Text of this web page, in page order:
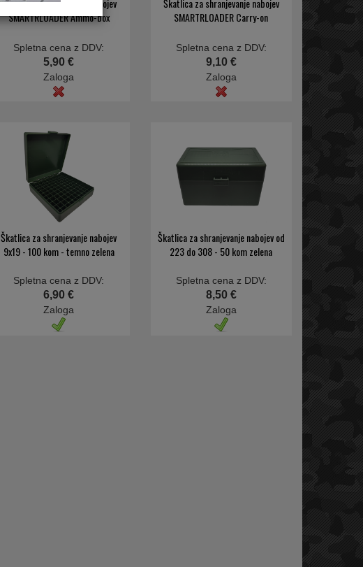
Škatlica za shranjevanje nabojev
SMARTRLOADER Ammo-box
Spletna cena z DDV:
5,90 €
Zaloga
Škatlica za shranjevanje nabojev
SMARTRLOADER Carry-on
Spletna cena z DDV:
9,10 €
Zaloga
Škatlica za shranjevanje nabojev
9x19 - 100 kom - temno zelena
Spletna cena z DDV:
6,90 €
Zaloga
Škatlica za shranjevanje nabojev od
223 do 308 - 50 kom zelena
Spletna cena z DDV:
8,50 €
Zaloga